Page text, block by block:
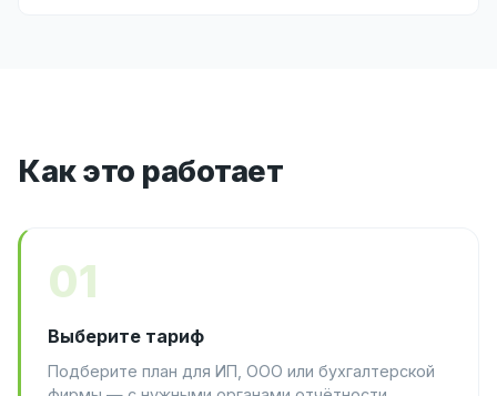
Как это работает
01
Выберите тариф
Подберите план для ИП, ООО или бухгалтерской